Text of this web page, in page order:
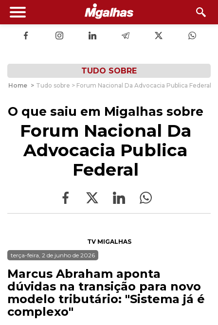
TUDO SOBRE
Home > Tudo sobre > Forum Nacional Da Advocacia Publica Federal
O que saiu em Migalhas sobre
Forum Nacional Da
Advocacia Publica
Federal
TV MIGALHAS
terça-feira, 2 de junho de 2026
Marcus Abraham aponta
dúvidas na transição para novo
modelo tributário: "Sistema já é
complexo"